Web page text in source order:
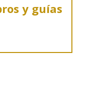
y guías